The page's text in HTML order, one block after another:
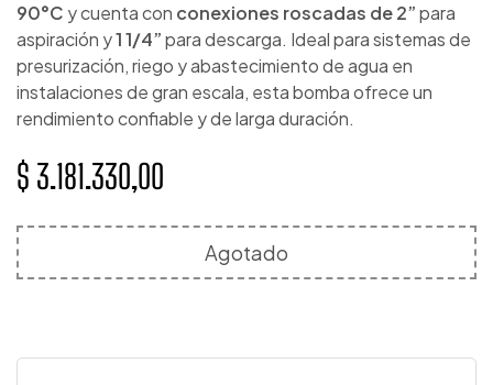
90°C y cuenta con conexiones roscadas de 2”para
aspiración y1 1/4”para descarga. Ideal para sistemas de
presurización, riego y abastecimiento de agua en
instalaciones de gran escala, esta bomba ofrece un
rendimiento confiable y de larga duración.
$ 3.181.330,00
Agotado